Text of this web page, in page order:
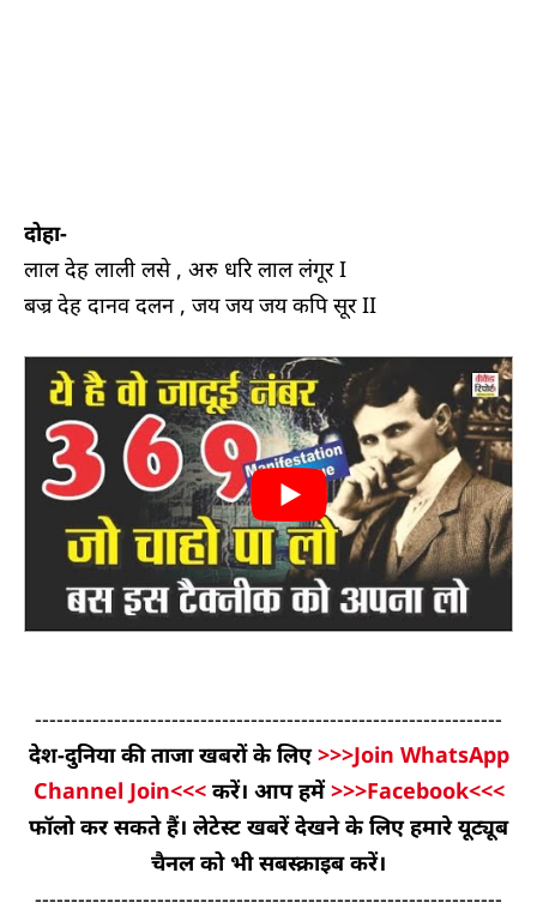
दोहा-
लाल देह लाली लसे , अरु धरि लाल लंगूर I
बज्र देह दानव दलन , जय जय जय कपि सूर II
-----------------------------------------------------------------
देश-दुनिया की ताजा खबरों के लिए>>>Join WhatsApp
Channel Join<<< करें। आप हमें>>>Facebook<<<
फॉलो कर सकते हैं। लेटेस्ट खबरें देखने के लिए हमारे यूट्यूब
चैनल को भी सबस्क्राइब करें।
-----------------------------------------------------------------